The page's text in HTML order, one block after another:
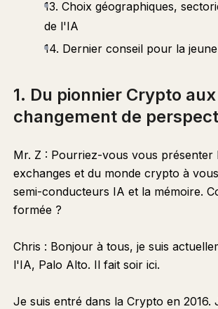
13. Choix géographiques,
de l'IA
14. Dernier conseil pour la
1. Du pionnier Crypto
changement de
Mr. Z : Pourriez-vous vous présenter
exchanges et du monde crypto à
semi-conducteurs IA et la mémoire.
formée ?
Chris : Bonjour à tous, je suis
l'IA, Palo Alto. Il fait soir ici.
Je suis entré dans la Crypto en